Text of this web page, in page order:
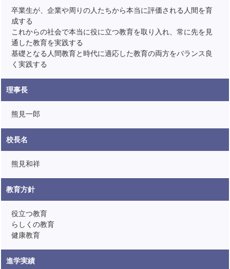
卒業生が、企業や周りの人たちから本当に評価される人間を育
成する
これからの社会で本当に役に立つ教育を取り入れ、常に先を見
通した教育を実践する
基礎となる人間教育と時代に適応した教育の両方をバランス良
く実践する
理事長
熊見一郎
校長名
熊見和祥
教育方針
役立つ教育
らしくの教育
健康教育
進学実績